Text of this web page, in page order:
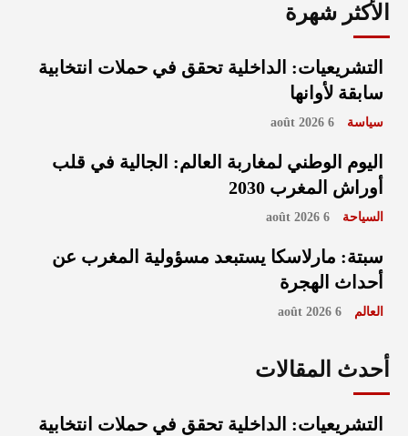
الأكثر شهرة
التشريعيات: الداخلية تحقق في حملات انتخابية
سابقة لأوانها
سياسة 6 août 2026
اليوم الوطني لمغاربة العالم: الجالية في قلب
أوراش المغرب 2030
السياحة 6 août 2026
سبتة: مارلاسكا يستبعد مسؤولية المغرب عن
أحداث الهجرة
العالم 6 août 2026
أحدث المقالات
التشريعيات: الداخلية تحقق في حملات انتخابية